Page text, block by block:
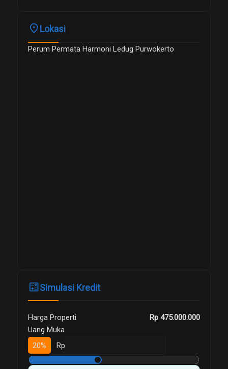
placeLokasi
Perum Permata Harmoni Ledug Purwokerto
calculateSimulasi Kredit
Harga Properti
Rp 475.000.000
Uang Muka
20%
Rp